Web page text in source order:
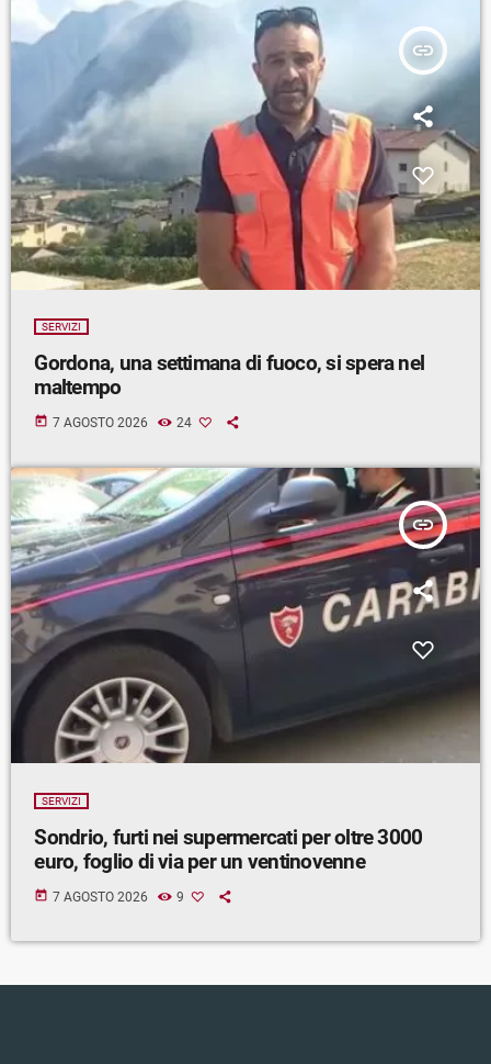
insert_link
SERVIZI
Gordona, una settimana di fuoco, si spera nel
maltempo
today 7 AGOSTO 2026 24
insert_link
SERVIZI
Sondrio, furti nei supermercati per oltre 3000
euro, foglio di via per un ventinovenne
today 7 AGOSTO 2026 9